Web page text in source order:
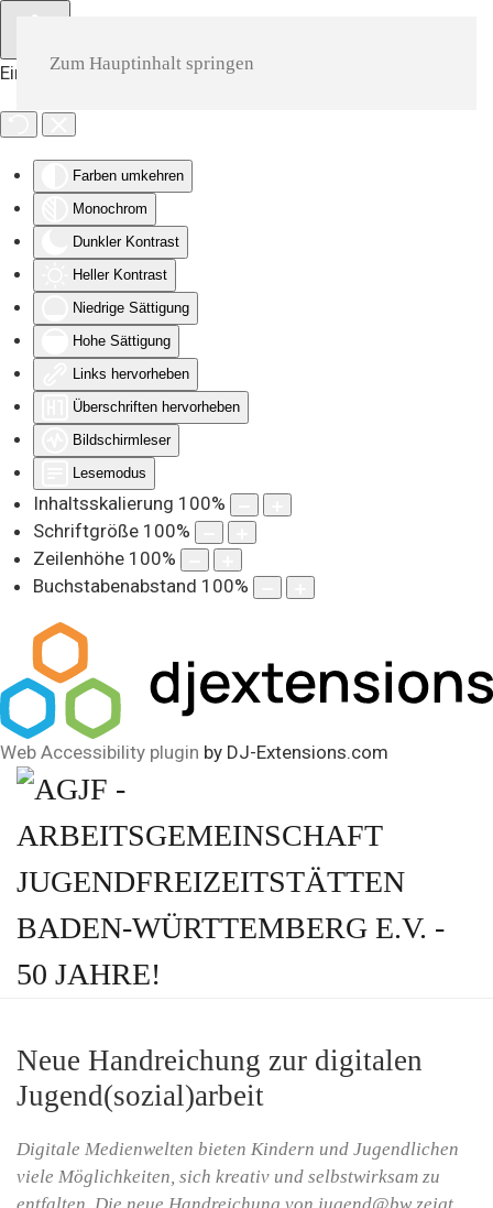
Eingabehilfen öffnen
Farben umkehren
Monochrom
Dunkler Kontrast
Heller Kontrast
Niedrige Sättigung
Hohe Sättigung
Links hervorheben
Überschriften hervorheben
Bildschirmleser
Lesemodus
Inhaltsskalierung 100%
Schriftgröße 100%
Zeilenhöhe 100%
Buchstabenabstand 100%
Web Accessibility plugin by DJ-Extensions.com
Zum Hauptinhalt springen
Neue Handreichung zur digitalen
Jugend(sozial)arbeit
Digitale Medienwelten bieten Kindern und Jugendlichen
viele Möglichkeiten, sich kreativ und selbstwirksam zu